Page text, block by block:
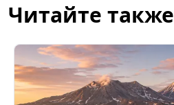
Читайте также